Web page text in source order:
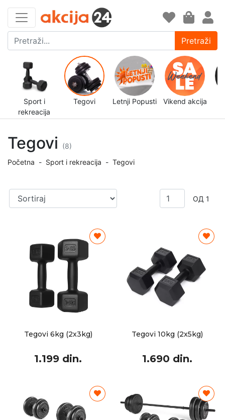
Pretraži
Sport i
rekreacija
Tegovi Letnji Popusti Vikend akcija
Tegovi
(8)
Početna - Sport i rekreacija - Tegovi
ОД 1
Tegovi 6kg (2x3kg)
1.199 din.
Tegovi 10kg (2x5kg)
1.690 din.